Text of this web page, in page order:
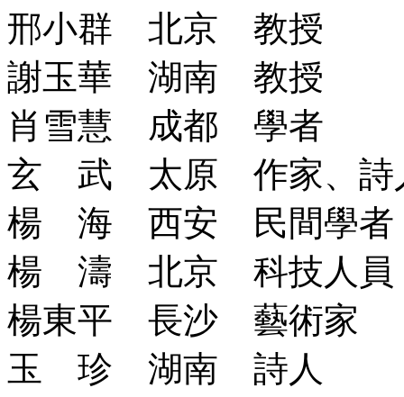
邢小群 北京 教授
謝玉華 湖南 教授
肖雪慧 成都 學者
玄 武 太原 作家、詩
楊 海 西安 民間學者
楊 濤 北京 科技人員
楊東平 長沙 藝術家
玉 珍 湖南 詩人